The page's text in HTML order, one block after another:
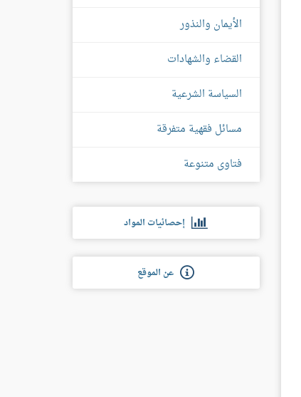
الأيمان والنذور
القضاء والشهادات
السياسة الشرعية
مسائل فقهية متفرقة
فتاوى متنوعة
إحصائيات المواد
عن الموقع